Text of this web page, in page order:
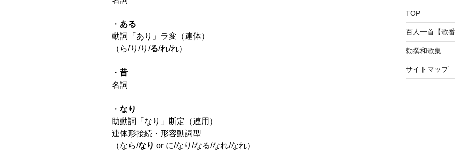
・ ある
動詞「あり」ラ変（連体）
（ら/り/り/る/れ/れ）
・ 昔
名詞
・ なり
助動詞「なり」断定（連用）
連体形接続・形容動詞型
（なら/なり or に/なり/なる/なれ/なれ）
TOP
百人一首【歌
勅撰和歌集
サイトマップ